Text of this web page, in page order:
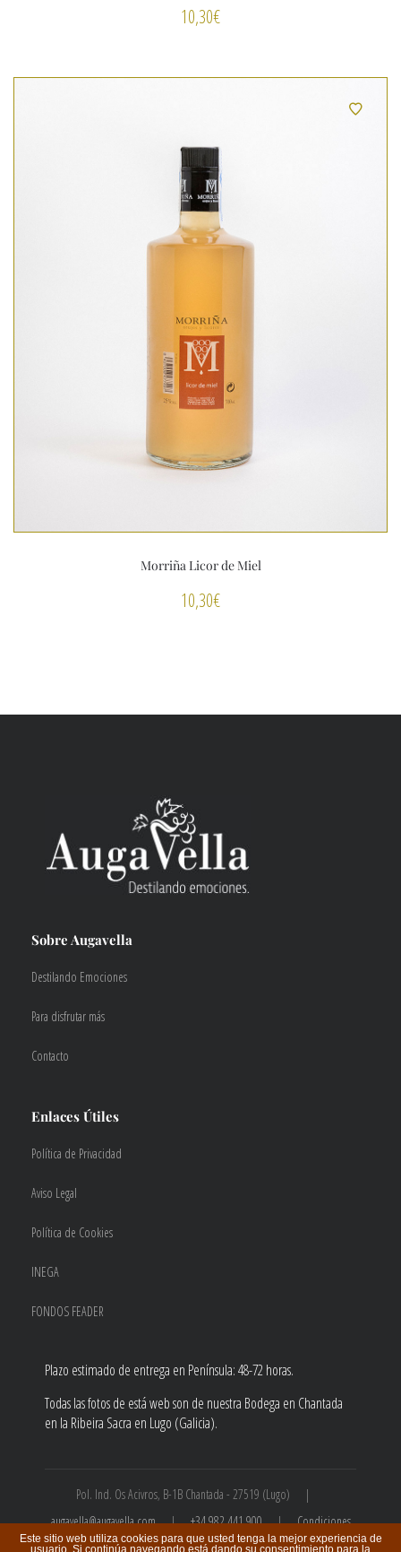
10,30€
Morriña Licor de Miel
10,30€
Sobre Augavella
Destilando Emociones
Para disfrutar más
Contacto
Enlaces Útiles
Política de Privacidad
Aviso Legal
Política de Cookies
INEGA
FONDOS FEADER
Plazo estimado de entrega en Península: 48-72 horas.
Todas las fotos de está web son de nuestra Bodega en Chantada
en la Ribeira Sacra en Lugo (Galicia).
Pol. Ind. Os Acivros, B-1B Chantada - 27519 (Lugo) |
augavella@augavella.com|+34 982 441 900|Condiciones
de compra
Este sitio web utiliza cookies para que usted tenga la mejor experiencia de
usuario. Si continúa navegando está dando su consentimiento para la